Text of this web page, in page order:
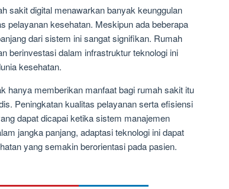
sakit digital menawarkan banyak keunggulan
pelayanan kesehatan. Meskipun ada beberapa
dari sistem ini sangat signifikan. Rumah
berinvestasi dalam infrastruktur teknologi ini
kesehatan.
hanya memberikan manfaat bagi rumah sakit itu
Peningkatan kualitas pelayanan serta efisiensi
dapat dicapai ketika sistem manajemen
jangka panjang, adaptasi teknologi ini dapat
yang semakin berorientasi pada pasien.